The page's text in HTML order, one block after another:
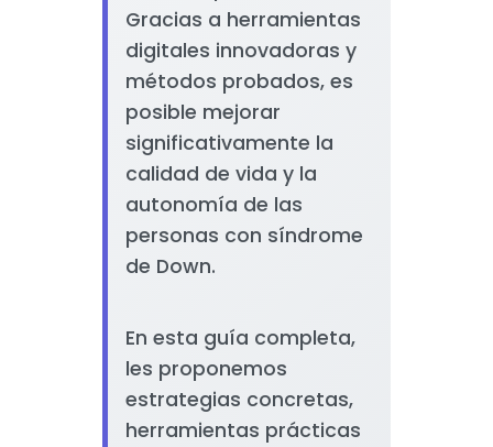
Gracias a herramientas
digitales innovadoras y
métodos probados, es
posible mejorar
significativamente la
calidad de vida y la
autonomía de las
personas con síndrome
de Down.
En esta guía completa,
les proponemos
estrategias concretas,
herramientas prácticas